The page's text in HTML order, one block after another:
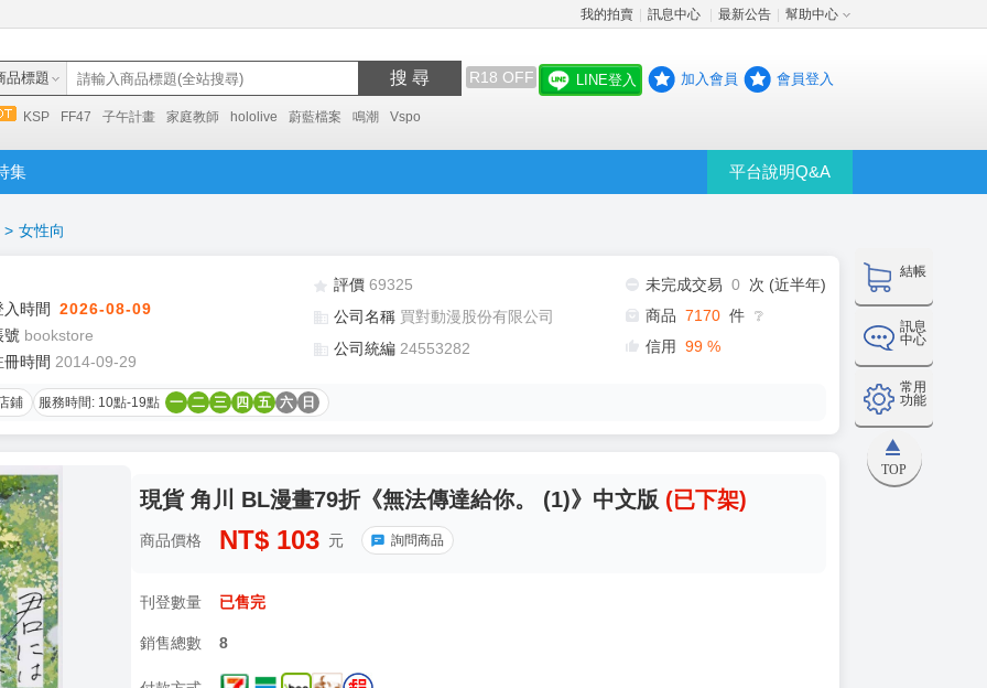
我的拍賣 訊息中心 最新公告 幫助中心
品標題 搜 尋 R18 OFF
KSP FF47 子午計畫 家庭教師 hololive 蔚藍檔案 鳴潮 Vspo
LINE登入 加入會員 會員登入
集 平台說明Q&A
結帳
訊息
中心
常用
功能
TOP
> 女性向
入時間 2026-08-09
號 bookstore
時間 2014-09-29
評價 69325
公司名稱 買對動漫股份有限公司
公司統編 24553282
未完成交易 0
次 (近半年)
商品 7170 件 ❔
信用 99 %
鋪 服務時間: 10點-19點 一 二 三 四 五 六 日
現貨 角川 BL漫畫79折《無法傳達給你。 (1)》中文版 (已下架)
商品價格 NT$ 103 元 詢問商品
刊登數量 已售完
銷售總數 8